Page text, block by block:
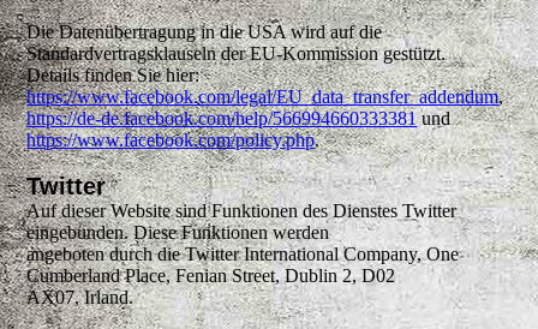
Die Datenübertragung in die USA wird auf die
Standardvertragsklauseln der EU-Kommission gestützt.
Details finden Sie hier:
https://www.facebook.com/legal/EU_data_transfer_addendum,
https://de-de.facebook.com/help/566994660333381und
https://www.facebook.com/policy.php.
Twitter
Auf dieser Website sind Funktionen des Dienstes Twitter
eingebunden. Diese Funktionen werden
angeboten durch die Twitter International Company, One
Cumberland Place, Fenian Street, Dublin 2, D02
AX07, Irland.